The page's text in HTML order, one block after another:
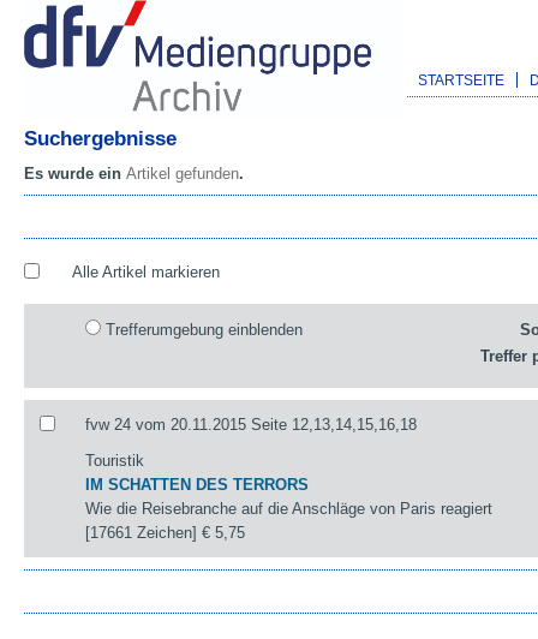
STARTSEITE
Suchergebnisse
Es wurde ein Artikel gefunden.
Alle Artikel markieren
Trefferumgebung einblenden
Treffer
fvw 24 vom 20.11.2015 Seite 12,13,14,15,16,18
Touristik
IM SCHATTEN DES TERRORS
Wie die Reisebranche auf die Anschläge von Paris reagiert
[17661 Zeichen]€ 5,75